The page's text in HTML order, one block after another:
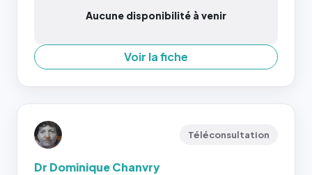
Aucune disponibilité à venir
Voir la fiche
Téléconsultation
Dr Dominique Chanvry